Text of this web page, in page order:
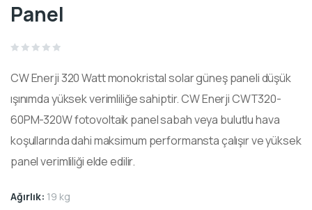
Panel
out
CW Enerji 320Wattmonokristalsolar güneş paneli düşük
ışınımda yüksek verimliliğe sahiptir.CW Enerji CWT320-
60PM-320Wfotovoltaikpanel sabah veya bulutlu hava
koşullarında dahi maksimum performansta çalışır ve yüksek
panel verimliliği elde edilir.
Ağırlık: 19 kg